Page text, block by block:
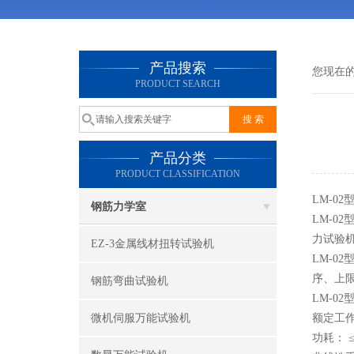
产品搜索
PRODUCT SEARCH
产品分类
PRODUCT CLASSIFICATION
钢筋力学室
EZ-3金属线材扭转试验机
钢筋弯曲试验机
微机伺服万能试验机
您现在
LM-02
LM-02
力试验
LM-02
序、上
LM-02
额定工
功耗：